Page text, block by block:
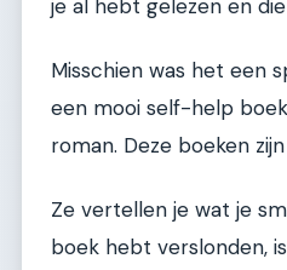
je al hebt gelezen en
Misschien was het een
een mooi self-help
roman. Deze boeken
Ze vertellen je wat je
boek hebt verslonden,